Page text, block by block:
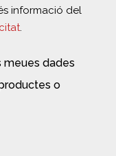
informació del
dades
o